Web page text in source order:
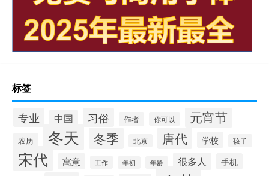
标签
专业 中国 习俗 作者 你可以 元宵节
农历 冬天 冬季 北京 唐代 学校 孩子
宋代 寓意 工作 年初 年龄 很多人 手机